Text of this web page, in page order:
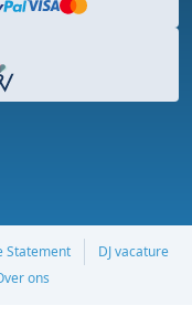
Statement
DJ vacature
ons